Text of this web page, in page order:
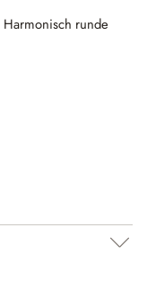
Harmonisch runde